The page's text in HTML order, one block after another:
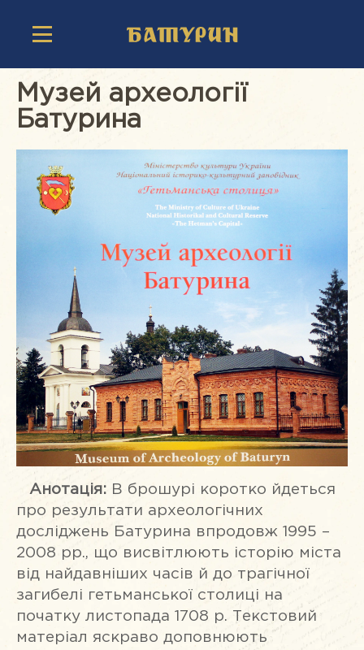
Музей археології
Батурина
Анотація: В брошурі коротко йдеться
про результати археологічних
досліджень Батурина впродовж 1995 –
2008 рр., що висвітлюють історію міста
від найдавніших часів й до трагічної
загибелі гетьманської столиці на
початку листопада 1708 р. Текстовий
матеріал яскраво доповнюють